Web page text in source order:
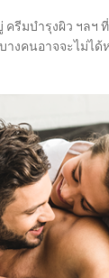
รีมบำรุงผิว ฯล
งคนอาจจะไม่ไ